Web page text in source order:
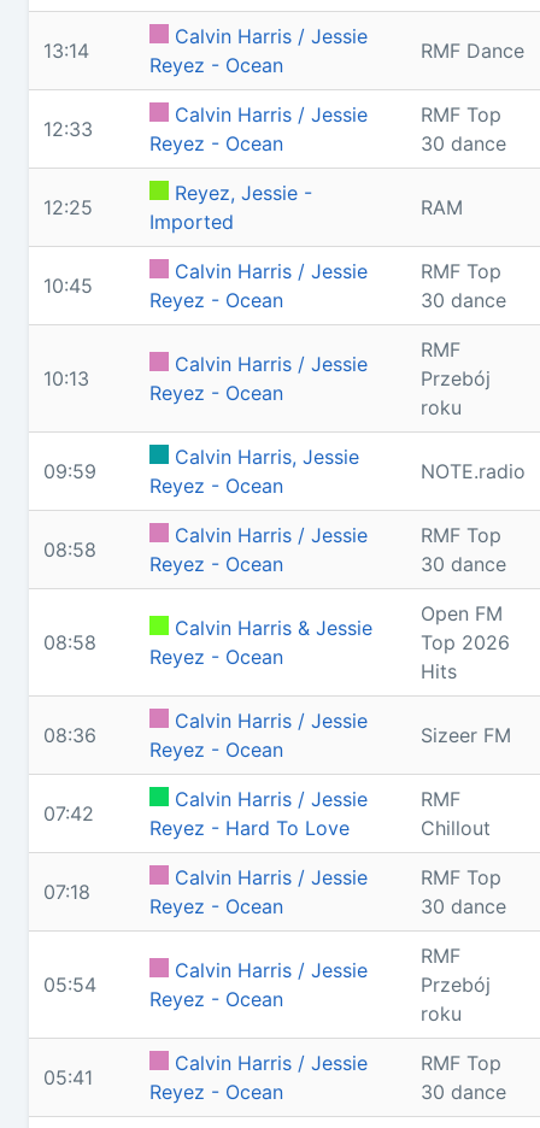
13:14
Calvin Harris / Jessie
Reyez - Ocean
RMF Dance
12:33
Calvin Harris / Jessie
Reyez - Ocean
RMF Top
30 dance
12:25
Reyez, Jessie -
Imported
RAM
10:45
Calvin Harris / Jessie
Reyez - Ocean
RMF Top
30 dance
10:13
Calvin Harris / Jessie
Reyez - Ocean
RMF
Przebój
roku
09:59
Calvin Harris, Jessie
Reyez - Ocean
NOTE.radio
08:58
Calvin Harris / Jessie
Reyez - Ocean
RMF Top
30 dance
08:58
Calvin Harris & Jessie
Reyez - Ocean
Open FM
Top 2026
Hits
08:36
Calvin Harris / Jessie
Reyez - Ocean
Sizeer FM
07:42
Calvin Harris / Jessie
Reyez - Hard To Love
RMF
Chillout
07:18
Calvin Harris / Jessie
Reyez - Ocean
RMF Top
30 dance
05:54
Calvin Harris / Jessie
Reyez - Ocean
RMF
Przebój
roku
05:41
Calvin Harris / Jessie
Reyez - Ocean
RMF Top
30 dance